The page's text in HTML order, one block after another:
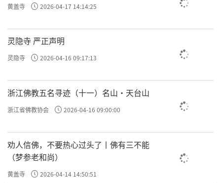
黄盖寺 2026-04-17 14:14:25
灵隐寺 严正声明
灵隐寺 2026-04-16 09:17:13
浙江佛教五名寻迹（十一）名山·天台山
浙江省佛教协会 2026-04-16 09:00:00
劝人信佛，不要热心过头了丨佛有三不能
（梦参老和尚）
黄盖寺 2026-04-14 14:50:51